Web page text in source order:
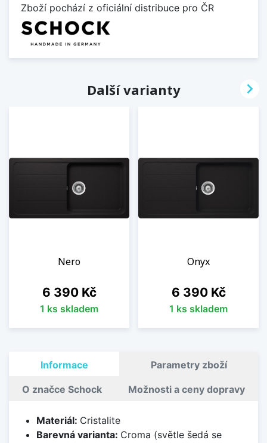
Zboží pochází z oficiální distribuce pro ČR
Další varianty
Nero
Cena
6 390 Kč
1 ks skladem
Onyx
Cena
6 390 Kč
1 ks skladem

Informace Parametry zboží
O značce Schock Možnosti a ceny dopravy
Materiál: Cristalite
Barevná varianta: Croma (světle šedá se